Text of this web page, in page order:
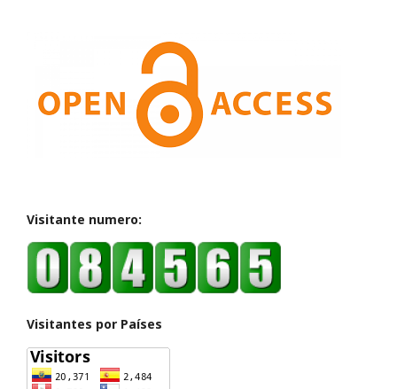
Visitante numero:
Visitantes por Países